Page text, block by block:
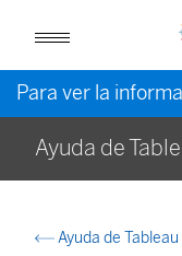
Ayuda de
Ayuda de Tableau